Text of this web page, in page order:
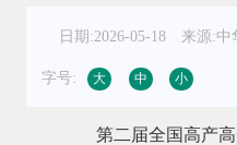
日期:2026-05-18 来源:中
字号: 大 中 小
第二届全国高产高